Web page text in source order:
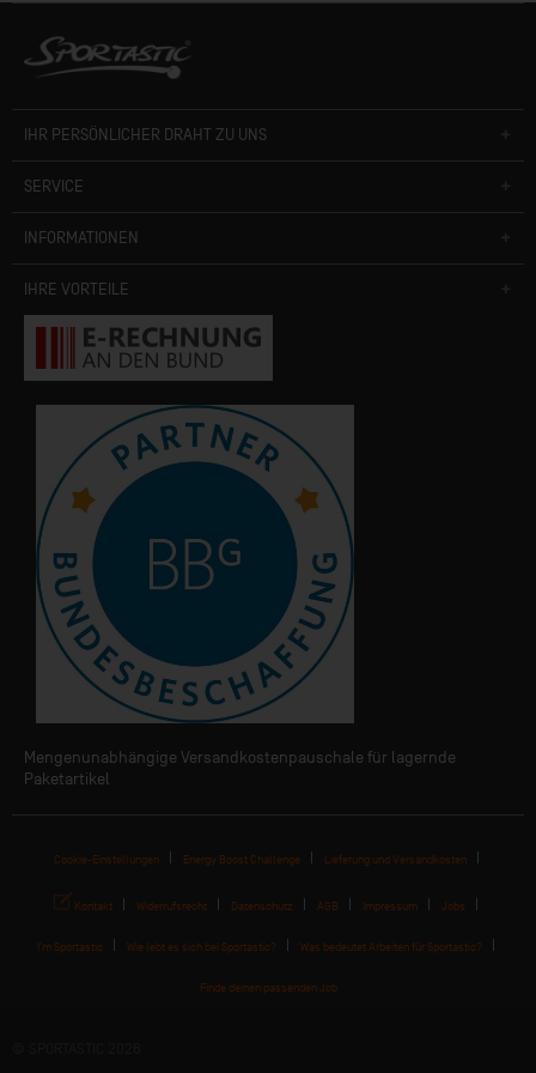
IHR PERSÖNLICHER DRAHT ZU UNS
SERVICE
INFORMATIONEN
IHRE VORTEILE
Mengenunabhängige Versandkostenpauschale für lagernde
Paketartikel
Cookie-Einstellungen Energy Boost Challenge Lieferung und Versandkosten
Kontakt Widerrufsrecht Datenschutz AGB Impressum Jobs
I'm Sportastic Wie lebt es sich bei Sportastic? Was bedeutet Arbeiten für Sportastic?
Finde deinen passenden Job